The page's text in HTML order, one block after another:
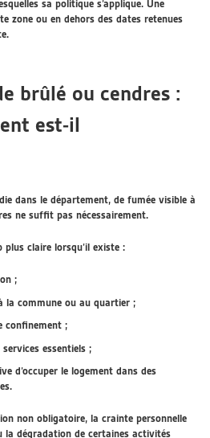
sa politique s’applique. Une
zone ou en dehors des dates retenues
brûlé ou cendres :
est-il
dans le département, de fumée visible à
ne suffit pas nécessairement.
claire lorsqu’il existe :
;
la commune ou au quartier ;
confinement ;
essentiels ;
d’occuper le logement dans des
non obligatoire, la crainte personnelle
la dégradation de certaines activités